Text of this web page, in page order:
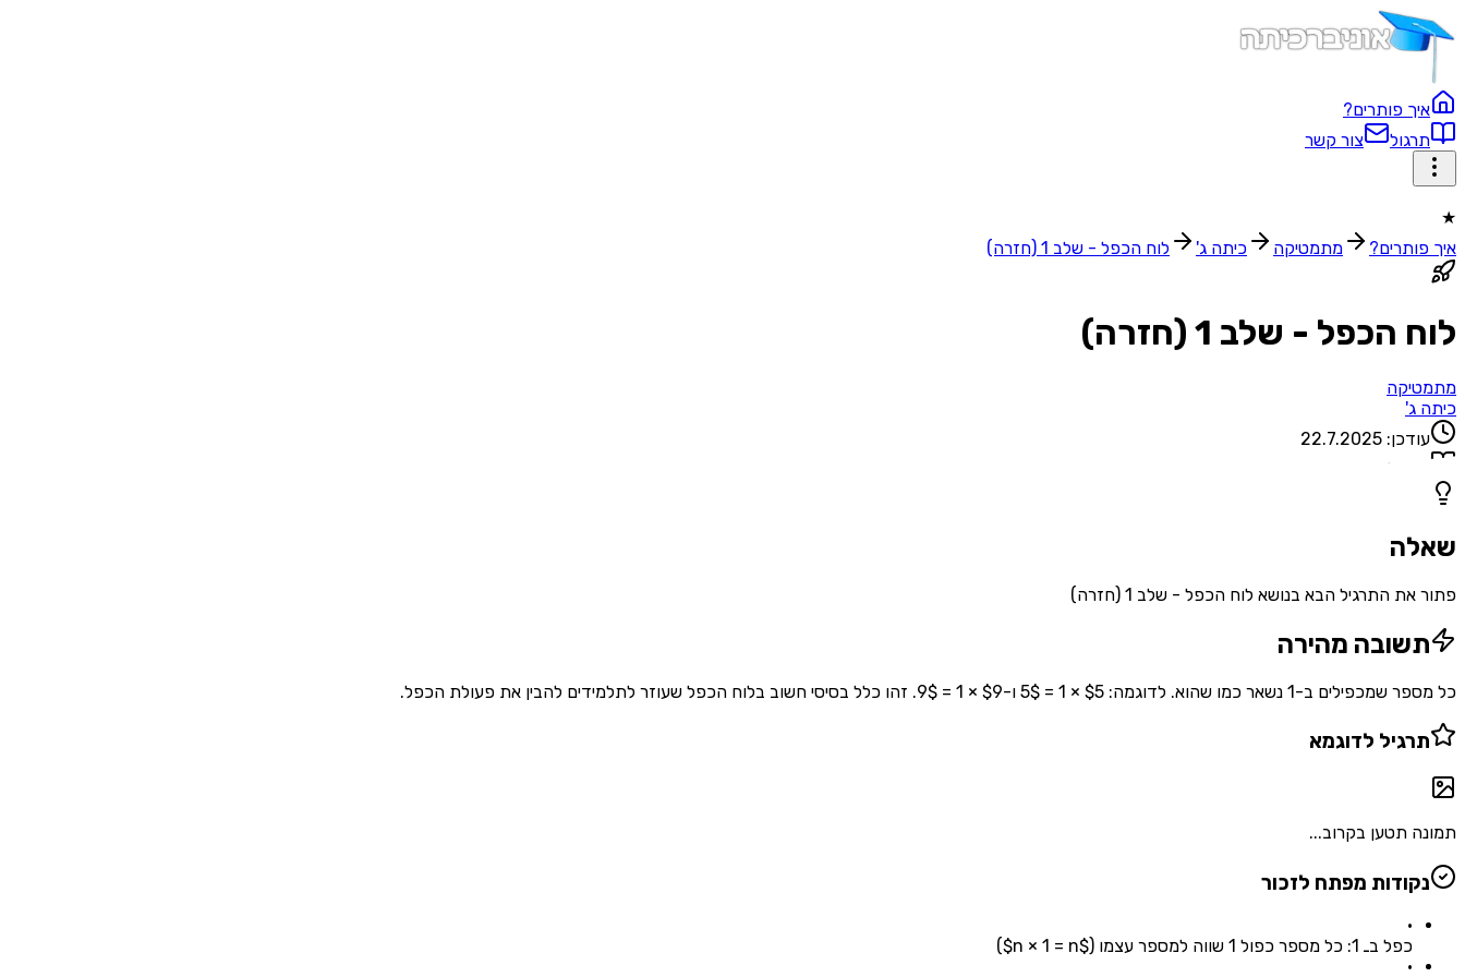
איך פותרים?
תרגול
צור קשר
★
איך פותרים?
מתמטיקה כיתה ג' לוח הכפל - שלב 1 (חזרה)
לוח הכפל - שלב 1 (חזרה)
מתמטיקה
כיתה ג'
עודכן: 22.7.2025
שאלות
שאלה
פתור את התרגיל הבא בנושא לוח הכפל - שלב 1 (חזרה)
תשובה מהירה
כל מספר שמכפילים ב-1 נשאר כמו שהוא. לדוגמה: $5 × 1 = 5$ ו-$9 × 1 = 9$. זהו כלל בסיסי חשוב בלוח הכפל שעוזר לתלמידים להבין את פעולת הכפל.
תרגיל לדוגמא
תמונה תטען בקרוב...
נקודות מפתח לזכור
•
כפל בـ 1: כל מספר כפול 1 שווה למספר עצמו ($n × 1 = n$)
•